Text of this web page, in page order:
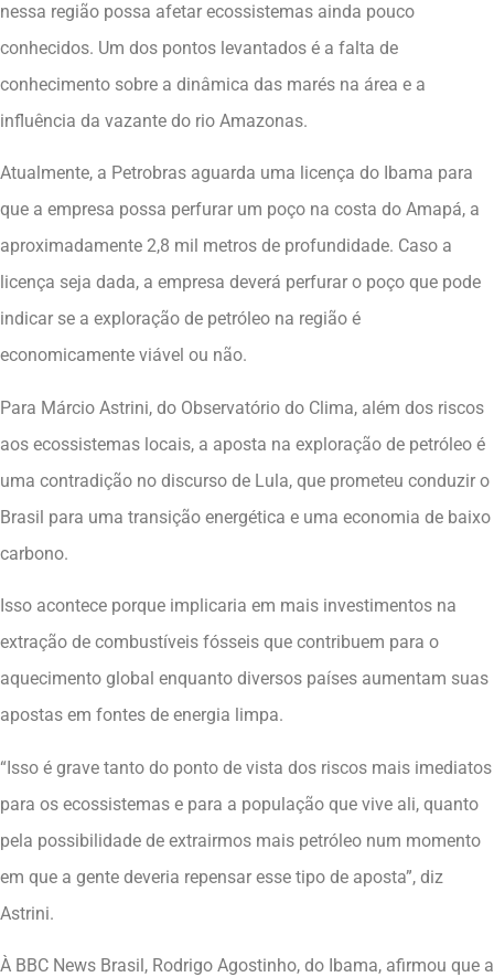
nessa região possa afetar ecossistemas ainda pouco
conhecidos. Um dos pontos levantados é a falta de
conhecimento sobre a dinâmica das marés na área e a
influência da vazante do rio Amazonas.
Atualmente, a Petrobras aguarda uma licença do Ibama para
que a empresa possa perfurar um poço na costa do Amapá, a
aproximadamente 2,8 mil metros de profundidade. Caso a
licença seja dada, a empresa deverá perfurar o poço que pode
indicar se a exploração de petróleo na região é
economicamente viável ou não.
Para Márcio Astrini, do Observatório do Clima, além dos riscos
aos ecossistemas locais, a aposta na exploração de petróleo é
uma contradição no discurso de Lula, que prometeu conduzir o
Brasil para uma transição energética e uma economia de baixo
carbono.
Isso acontece porque implicaria em mais investimentos na
extração de combustíveis fósseis que contribuem para o
aquecimento global enquanto diversos países aumentam suas
apostas em fontes de energia limpa.
“Isso é grave tanto do ponto de vista dos riscos mais imediatos
para os ecossistemas e para a população que vive ali, quanto
pela possibilidade de extrairmos mais petróleo num momento
em que a gente deveria repensar esse tipo de aposta”, diz
Astrini.
À BBC News Brasil, Rodrigo Agostinho, do Ibama, afirmou que a